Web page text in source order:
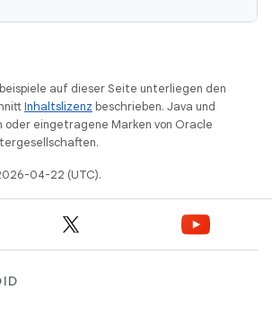
auf dieser Seite unterliegen den
Inhaltslizenz beschrieben. Java und
oder eingetragene Marken von Oracle
04-22 (UTC).